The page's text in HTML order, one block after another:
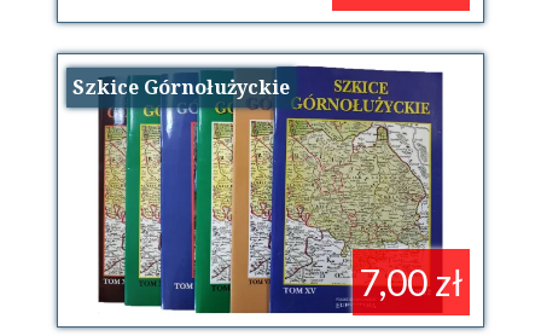
Szkice Górnołużyckie
7,00 zł